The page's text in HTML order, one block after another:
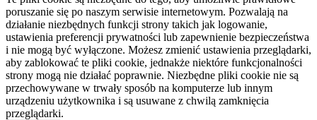
poruszanie się po naszym serwisie internetowym. Pozwalają na
działanie niezbędnych funkcji strony takich jak logowanie,
ustawienia preferencji prywatności lub zapewnienie bezpieczeństwa
i nie mogą być wyłączone. Możesz zmienić ustawienia przeglądarki,
aby zablokować te pliki cookie, jednakże niektóre funkcjonalności
strony mogą nie działać poprawnie. Niezbędne pliki cookie nie są
przechowywane w trwały sposób na komputerze lub innym
urządzeniu użytkownika i są usuwane z chwilą zamknięcia
przeglądarki.